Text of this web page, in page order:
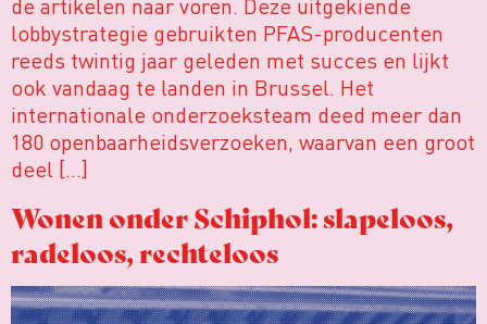
de artikelen naar voren. Deze uitgekiende
lobbystrategie gebruikten PFAS-producenten
reeds twintig jaar geleden met succes en lijkt
ook vandaag te landen in Brussel. Het
internationale onderzoeksteam deed meer dan
180 openbaarheidsverzoeken, waarvan een groot
deel […]
Wonen onder Schiphol: slapeloos,
radeloos, rechteloos